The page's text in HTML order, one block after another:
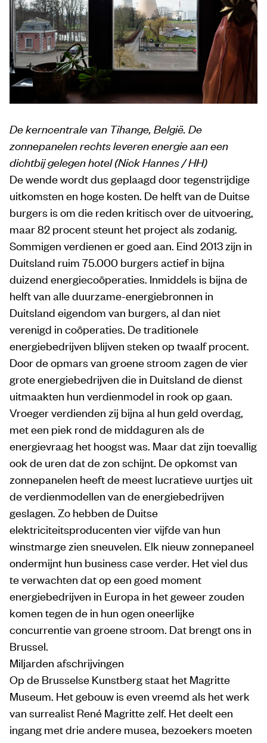
De kerncentrale van Tihange, België. De
zonnepanelen rechts leveren energie aan een
dichtbij gelegen hotel (Nick Hannes / HH)
De wende wordt dus geplaagd door tegenstrijdige
uitkomsten en hoge kosten. De helft van de Duitse
burgers is om die reden kritisch over de uitvoering,
maar 82 procent steunt het project als zodanig.
Sommigen verdienen er goed aan. Eind 2013 zijn in
Duitsland ruim 75.000 burgers actief in bijna
duizend energiecoöperaties. Inmiddels is bijna de
helft van alle duurzame-energiebronnen in
Duitsland eigendom van burgers, al dan niet
verenigd in coöperaties. De traditionele
energiebedrijven blijven steken op twaalf procent.
Door de opmars van groene stroom zagen de vier
grote energiebedrijven die in Duitsland de dienst
uitmaakten hun verdienmodel in rook op gaan.
Vroeger verdienden zij bijna al hun geld overdag,
met een piek rond de middaguren als de
energievraag het hoogst was. Maar dat zijn toevallig
ook de uren dat de zon schijnt. De opkomst van
zonnepanelen heeft de meest lucratieve uurtjes uit
de verdienmodellen van de energiebedrijven
geslagen. Zo hebben de Duitse
elektriciteitsproducenten vier vijfde van hun
winstmarge zien sneuvelen. Elk nieuw zonne­paneel
ondermijnt hun business case verder. Het viel dus
te verwachten dat op een goed moment
energiebedrijven in Europa in het geweer zouden
komen tegen de in hun ogen oneerlijke
concurrentie van groene stroom. Dat brengt ons in
Brussel.
Miljarden afschrijvingen
Op de Brusselse Kunstberg staat het Magritte
Museum. Het gebouw is even vreemd als het werk
van surrealist René Magritte zelf. Het deelt een
ingang met drie andere musea, bezoekers moeten